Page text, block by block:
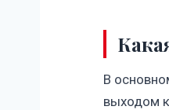
В
выходом